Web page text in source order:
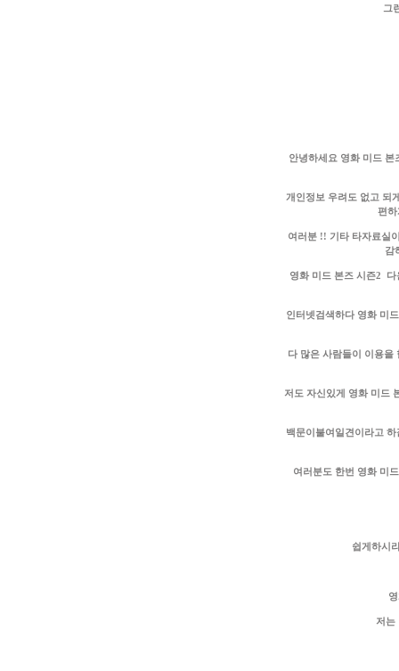
그
안녕하세요 영화 미드
개인정보 우려도 없고 되
편하
여러분 !! 기타 타자료실
감
영화 미드 본즈 시즌2 다
인터넷검색하다 영화 미
다 많은 사람들이 이용을
저도 자신있게 영화 미드
백문이불여일견이라고
여러분도 한번 영화 미
쉽게하시
저는